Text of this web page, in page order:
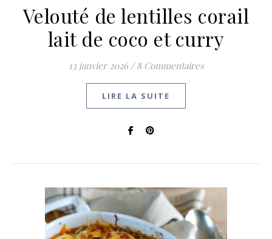
Velouté de lentilles corail
lait de coco et curry
13 janvier 2026 / 8 Commentaires
LIRE LA SUITE